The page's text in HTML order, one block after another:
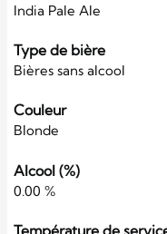
India Pale Ale
Type de bière
Bières sans alcool
Couleur
Blonde
Alcool (%)
0.00 %
Température de